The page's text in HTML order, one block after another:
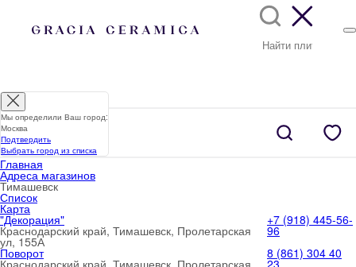
Главная
Адреса магазинов
Тимашевск
Список
Карта
"Декорация"
Краснодарский край, Тимашевск, Пролетарская
ул, 155А
+7 (918) 445-56-
96
Поворот
Краснодарский край, Тимашевск, Пролетарская
8 (861) 304 40
23
Мы определили Ваш город:
Москва
Подтвердить
Выбрать город из списка